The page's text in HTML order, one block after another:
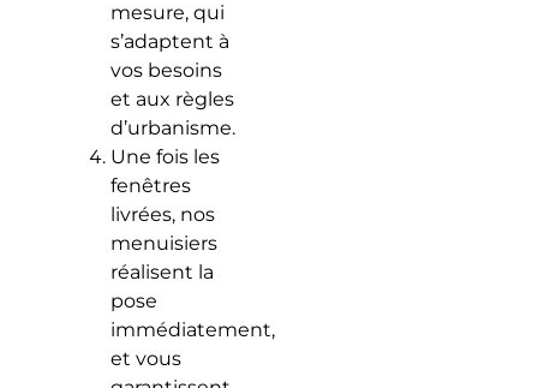
mesure, qui
s’adaptent à
vos besoins
et aux règles
d’urbanisme.
Une fois les
fenêtres
livrées, nos
menuisiers
réalisent la
pose
immédiatement,
et vous